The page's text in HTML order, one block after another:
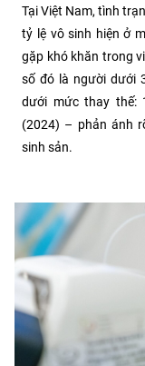
Tại Việt Nam, tình
tỷ lệ vô sinh hiện ở
gặp khó khăn trong
số đó là người dưới
dưới mức thay thế:
(2024) – phản ánh
sinh sản.